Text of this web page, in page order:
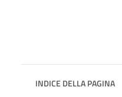
INDICE DELLA PAGINA